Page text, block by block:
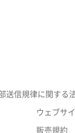
送信規律に関する
ウェブサ
販売規約